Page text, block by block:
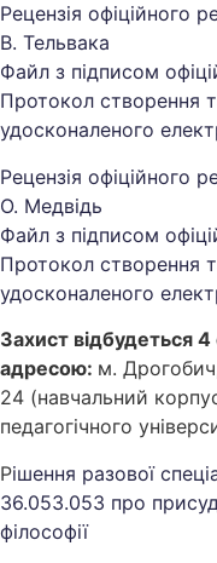
Рецензія офіційного
В. Тельвака
Файл з підписом
Протокол створення
удосконаленого
Рецензія офіційного
О. Медвідь
Файл з підписом
Протокол створення
удосконаленого
Захист відбудеться
адресою: м.
24 (навчальний
педагогічного
Рішення разової
36.053.053 про
філософії